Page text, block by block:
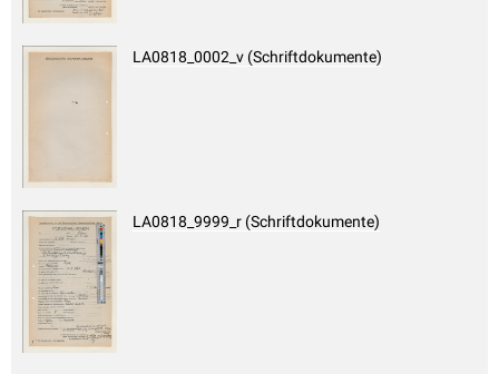
LA0818_0002_v (Schriftdokumente)
LA0818_9999_r (Schriftdokumente)